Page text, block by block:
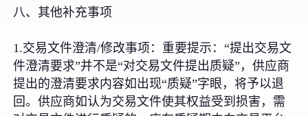
八、其他补充事项
1.交易文件澄清/修改事项：重要提示：“提出交易文
件澄清要求”并不是“对交易文件提出质疑”，供应商
提出的澄清要求内容如出现“质疑”字眼，将予以退
回。供应商如认为交易文件使其权益受到损害，需